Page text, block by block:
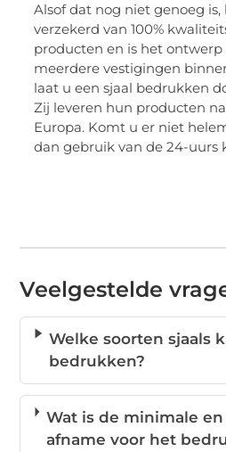
Alsof dat nog niet genoeg
verzekerd van 100%
producten en is het ontwerp
meerdere vestigingen
laat u een sjaal bedrukken
Zij leveren hun producten
Europa. Komt u er niet
dan gebruik van de 24-uurs
Veelgestelde
Welke soorten sjaals
bedrukken?
Wat is de minimale
afname voor het